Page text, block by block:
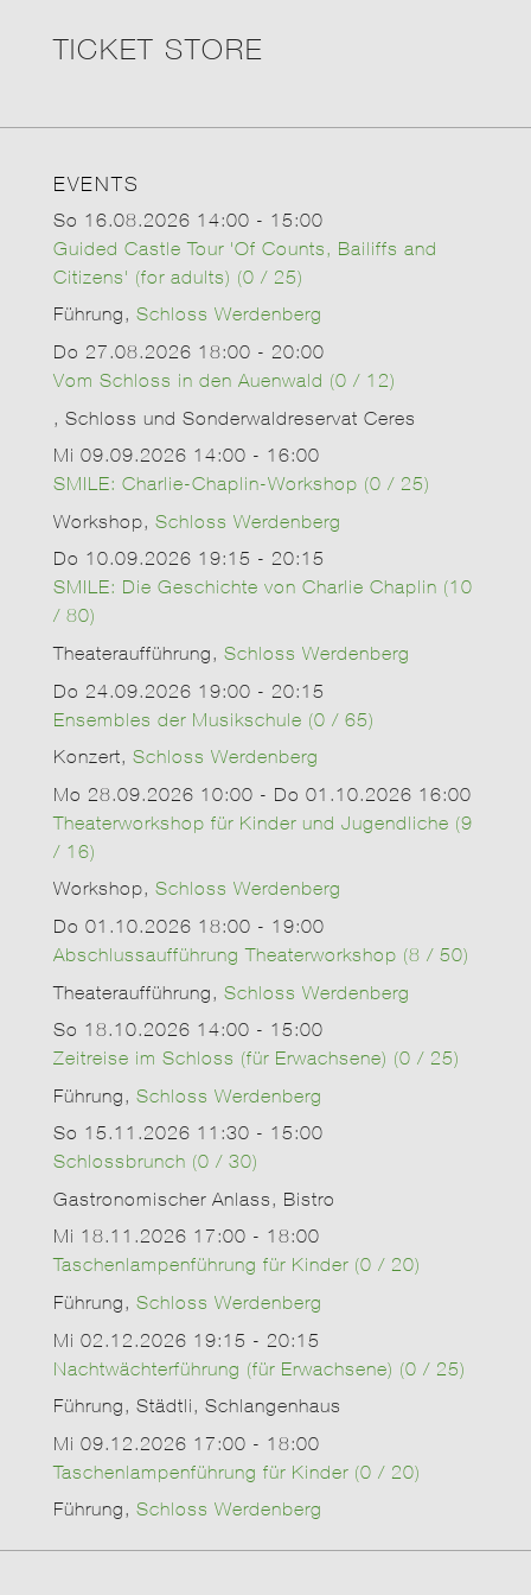
TICKET STORE
EVENTS
So 16.08.2026 14:00 - 15:00
Guided Castle Tour 'Of Counts, Bailiffs and
Citizens' (for adults) (0 / 25)
Führung, Schloss Werdenberg
Do 27.08.2026 18:00 - 20:00
Vom Schloss in den Auenwald (0 / 12)
, Schloss und Sonderwaldreservat Ceres
Mi 09.09.2026 14:00 - 16:00
SMILE: Charlie-Chaplin-Workshop (0 / 25)
Workshop, Schloss Werdenberg
Do 10.09.2026 19:15 - 20:15
SMILE: Die Geschichte von Charlie Chaplin (10
/ 80)
Theateraufführung, Schloss Werdenberg
Do 24.09.2026 19:00 - 20:15
Ensembles der Musikschule (0 / 65)
Konzert, Schloss Werdenberg
Mo 28.09.2026 10:00 - Do 01.10.2026 16:00
Theaterworkshop für Kinder und Jugendliche (9
/ 16)
Workshop, Schloss Werdenberg
Do 01.10.2026 18:00 - 19:00
Abschlussaufführung Theaterworkshop (8 / 50)
Theateraufführung, Schloss Werdenberg
So 18.10.2026 14:00 - 15:00
Zeitreise im Schloss (für Erwachsene) (0 / 25)
Führung, Schloss Werdenberg
So 15.11.2026 11:30 - 15:00
Schlossbrunch (0 / 30)
Gastronomischer Anlass, Bistro
Mi 18.11.2026 17:00 - 18:00
Taschenlampenführung für Kinder (0 / 20)
Führung, Schloss Werdenberg
Mi 02.12.2026 19:15 - 20:15
Nachtwächterführung (für Erwachsene) (0 / 25)
Führung, Städtli, Schlangenhaus
Mi 09.12.2026 17:00 - 18:00
Taschenlampenführung für Kinder (0 / 20)
Führung, Schloss Werdenberg